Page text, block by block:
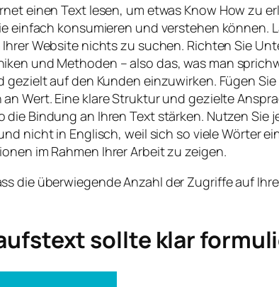
einen Text lesen, um etwas Know How zu
einfach konsumieren und verstehen
Website nichts zu suchen. Richten Sie
und Methoden – also das, was man
gezielt auf den Kunden einzuwirken. Fügen
Wert. Eine klare Struktur und gezielte
die Bindung an Ihren Text stärken. Nutzen
nicht in Englisch, weil sich so viele Wörter
im Rahmen Ihrer Arbeit zu zeigen.
die überwiegende Anzahl der Zugriffe auf
sollte klar